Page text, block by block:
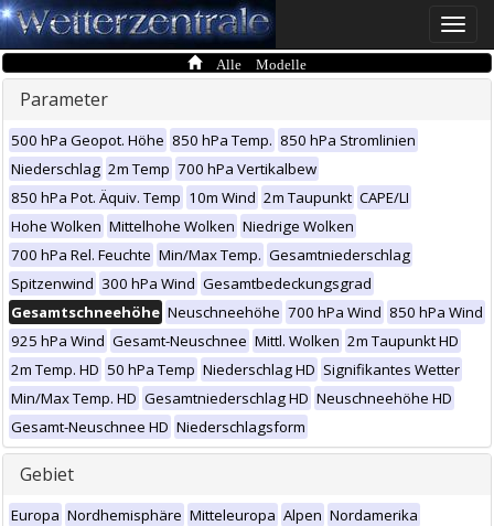
Toggle
Alle Modelle
Parameter
500 hPa Geopot. Höhe 850 hPa Temp. 850 hPa Stromlinien
Niederschlag 2m Temp 700 hPa Vertikalbew
850 hPa Pot. Äquiv. Temp 10m Wind 2m Taupunkt CAPE/LI
Hohe Wolken Mittelhohe Wolken Niedrige Wolken
700 hPa Rel. Feuchte Min/Max Temp. Gesamtniederschlag
Spitzenwind 300 hPa Wind Gesamtbedeckungsgrad
Gesamtschneehöhe Neuschneehöhe 700 hPa Wind 850 hPa Wind
925 hPa Wind Gesamt-Neuschnee Mittl. Wolken 2m Taupunkt HD
2m Temp. HD 50 hPa Temp Niederschlag HD Signifikantes Wetter
Min/Max Temp. HD Gesamtniederschlag HD Neuschneehöhe HD
Gesamt-Neuschnee HD Niederschlagsform
Gebiet
Europa Nordhemisphäre Mitteleuropa Alpen Nordamerika